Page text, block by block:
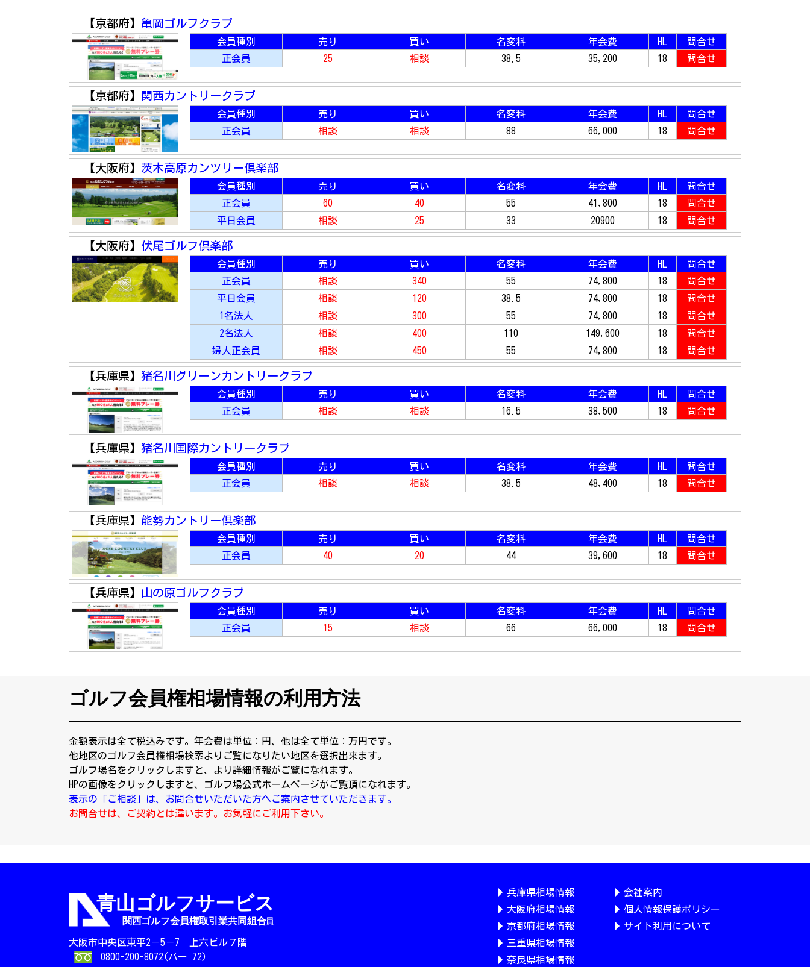
【京都府】 亀岡ゴルフクラブ
会員種別 売り 買い 名変料 年会費 HL
問合せ
正会員
25 相談 38.5 35,200 18 問合せ
【京都府】 関西カントリークラブ
会員種別 売り 買い 名変料 年会費 HL
問合せ
正会員
相談 相談 88 66,000 18 問合せ
【大阪府】 茨木高原カンツリー倶楽部
会員種別 売り 買い 名変料 年会費 HL
問合せ
正会員
60 40 55 41,800 18
問合せ
平日会員
相談 25 33 20900 18 問合せ
【大阪府】 伏尾ゴルフ倶楽部
会員種別 売り 買い 名変料 年会費 HL
問合せ
正会員
相談 340 55 74,800 18
問合せ
平日会員
相談 120 38.5 74,800 18
問合せ
1名法人
相談 300 55 74,800 18
問合せ
2名法人
相談 400 110 149,600 18
問合せ
婦人正会員
相談 450 55 74,800 18 問合せ
【兵庫県】 猪名川グリーンカントリークラブ
会員種別 売り 買い 名変料 年会費 HL
問合せ
正会員
相談 相談 16.5 38,500 18 問合せ
【兵庫県】 猪名川国際カントリークラブ
会員種別 売り 買い 名変料 年会費 HL
問合せ
正会員
相談 相談 38.5 48,400 18 問合せ
【兵庫県】 能勢カントリー倶楽部
会員種別 売り 買い 名変料 年会費 HL
問合せ
正会員
40 20 44 39,600 18 問合せ
【兵庫県】 山の原ゴルフクラブ
会員種別 売り 買い 名変料 年会費 HL
問合せ
正会員
15 相談 66 66,000 18 問合せ
ゴルフ会員権相場情報の利用方法
金額表示は全て税込みです。年会費は単位：円、他は全て単位：万円です。
他地区のゴルフ会員権相場検索よりご覧になりたい地区を選択出来ます。
ゴルフ場名をクリックしますと、より詳細情報がご覧になれます。
HPの画像をクリックしますと、ゴルフ場公式ホームページがご覧頂になれます。
表示の「ご相談」は、お問合せいただいた方へご案内させていただきます。
お問合せは、ご契約とは違います。お気軽にご利用下さい。
大阪市中央区東平2－5－7 上六ビル７階
0800-200-8072(パー 72)
兵庫県相場情報
大阪府相場情報
京都府相場情報
三重県相場情報
奈良県相場情報
会社案内
個人情報保護ポリシー
サイト利用について